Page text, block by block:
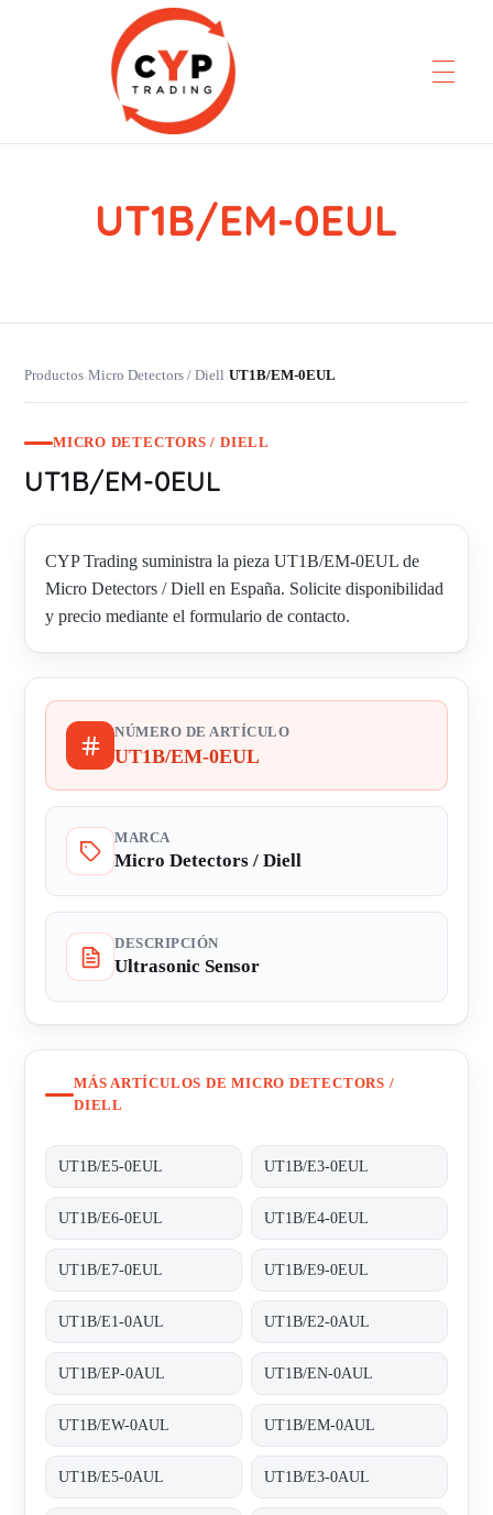
CYP Trading
Professionelle Ersatzteilbeschaffung
UT1B/EM-0EUL
Productos›Micro Detectors / Diell›UT1B/EM-0EUL
MICRO DETECTORS / DIELL
UT1B/EM-0EUL
CYP Trading suministra la pieza UT1B/EM-0EUL de
Micro Detectors / Diell en España. Solicite disponibilidad
y precio mediante el formulario de contacto.
NÚMERO DE ARTÍCULO
UT1B/EM-0EUL
MARCA
Micro Detectors / Diell
DESCRIPCIÓN
Ultrasonic Sensor
MÁS ARTÍCULOS DE MICRO DETECTORS /
DIELL
UT1B/E5-0EUL UT1B/E3-0EUL
UT1B/E6-0EUL UT1B/E4-0EUL
UT1B/E7-0EUL UT1B/E9-0EUL
UT1B/E1-0AUL UT1B/E2-0AUL
UT1B/EP-0AUL UT1B/EN-0AUL
UT1B/EW-0AUL UT1B/EM-0AUL
UT1B/E5-0AUL UT1B/E3-0AUL